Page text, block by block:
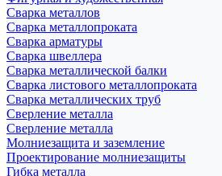
Сварка металлов
Сварка металлопроката
Сварка арматуры
Сварка швеллера
Сварка металлической балки
Сварка листового металлопроката
Сварка металлических труб
Сверление металла
Сверление металла
Молниезащита и заземление
Проектирование молниезащиты
Гибка металла